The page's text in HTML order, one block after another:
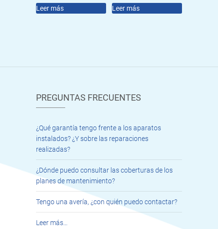
Leer más Leer más
PREGUNTAS FRECUENTES
¿Qué garantía tengo frente a los aparatos
instalados? ¿Y sobre las reparaciones
realizadas?
¿Dónde puedo consultar las coberturas de los
planes de mantenimiento?
Tengo una avería, ¿con quién puedo contactar?
Leer más…